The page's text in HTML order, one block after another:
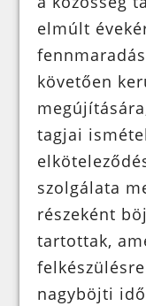
elmúlt
követően
tagjai
szolgálata
részeként
tartottak,
nagyböjti